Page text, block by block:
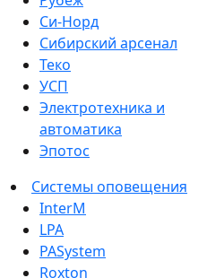
Си-Норд
Сибирский арсенал
Теко
УСП
Электротехника и
автоматика
Эпотос
Системы оповещения
InterM
LPA
PASystem
Roxton